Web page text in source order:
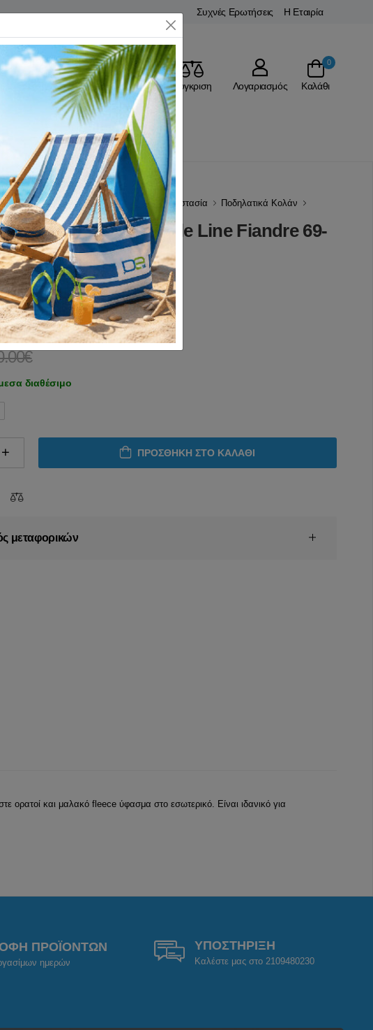
Συχνές Ερωτήσεις Η Εταιρία
Αγαπημένα Σύγκριση Λογαριασμός
0
Καλάθι
- ΑΞΕΣΟΥΑΡ Ρούχα Ποδηλασίας - Προστασία Ποδηλατικά Κολάν
με Τιράντες Bicycle Line Fiandre 69-
(0 Αξιολογήσεις)
69-44651
διαθέσιμο
ΠΡΟΣΘΉΚΗ ΣΤΟ ΚΑΛΆΘΙ
μεταφορικών
ορατοί και μαλακό fleece ύφασμα στο εσωτερικό. Είναι ιδανικό για
ΠΡΟΪΟΝΤΩΝ
ημερών
ΥΠΟΣΤΗΡΙΞΗ
Καλέστε μας στο 2109480230
Close